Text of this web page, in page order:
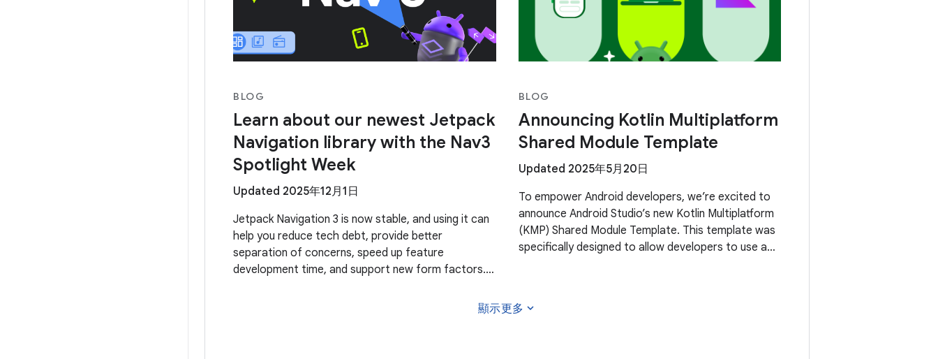
BLOG
Learn about our newest Jetpack
Navigation library with the Nav3
Spotlight Week
Updated 2025年12月1日
Jetpack Navigation 3 is now stable, and using it can
help you reduce tech debt, provide better
separation of concerns, speed up feature
development time, and support new form factors.
BLOG
Announcing Kotlin Multiplatform
Shared Module Template
Updated 2025年5月20日
To empower Android developers, we’re excited to
announce Android Studio’s new Kotlin Multiplatform
(KMP) Shared Module Template. This template was
specifically designed to allow developers to use a
顯示更多 expand_more